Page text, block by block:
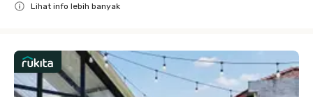
Lihat info lebih banyak